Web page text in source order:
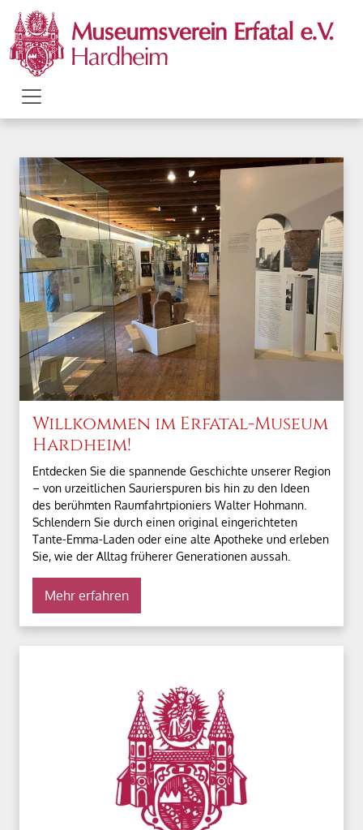
Willkommen im Erfatal-Museum
Hardheim!
Entdecken Sie die spannende Geschichte unserer Region
– von urzeitlichen Saurierspuren bis hin zu den Ideen
des berühmten Raumfahrtpioniers Walter Hohmann.
Schlendern Sie durch einen original eingerichteten
Tante-Emma-Laden oder eine alte Apotheke und erleben
Sie, wie der Alltag früherer Generationen aussah.
Mehr erfahren